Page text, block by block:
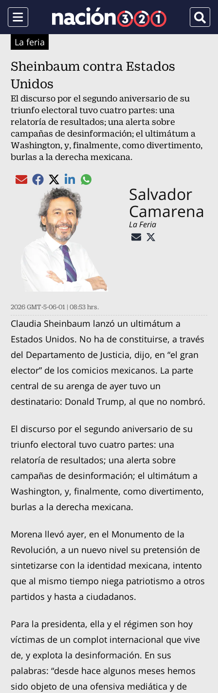
Menu
La feria
Sheinbaum contra Estados
Unidos
El discurso por el segundo aniversario de su
triunfo electoral tuvo cuatro partes: una
relatoría de resultados; una alerta sobre
campañas de desinformación; el ultimátum a
Washington, y, finalmente, como divertimento,
burlas a la derecha mexicana.
Compartir el artículo actual mediante Email
Compartir el artículo actual mediante Facebook
Compartir el artículo actual mediante Twitter
Compartir el artículo actual mediante
Compartir el artículo actual mediante
Salvador
Camarena
La Feria
2026 GMT-5-06-01 | 08:53 hrs.
Claudia Sheinbaum lanzó un ultimátum a
Estados Unidos. No ha de constituirse, a través
del Departamento de Justicia, dijo, en “el gran
elector” de los comicios mexicanos. La parte
central de su arenga de ayer tuvo un
destinatario: Donald Trump, al que no nombró.
El discurso por el segundo aniversario de su
triunfo electoral tuvo cuatro partes: una
relatoría de resultados; una alerta sobre
campañas de desinformación; el ultimátum a
Washington, y, finalmente, como divertimento,
burlas a la derecha mexicana.
Morena llevó ayer, en el Monumento de la
Revolución, a un nuevo nivel su pretensión de
sintetizarse con la identidad mexicana, intento
que al mismo tiempo niega patriotismo a otros
partidos y hasta a ciudadanos.
Para la presidenta, ella y el régimen son hoy
víctimas de un complot internacional que vive
de, y explota la desinformación. En sus
palabras: “desde hace algunos meses hemos
sido objeto de una ofensiva mediática y de